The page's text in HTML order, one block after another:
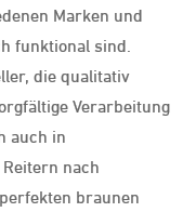
Marken und
funktional sind.
die qualitativ
Verarbeitung
auch in
nach
braunen